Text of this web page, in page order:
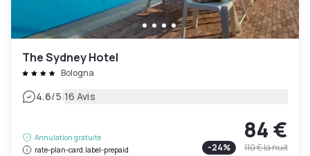
The Sydney Hotel
Bologna
4.6/5|16 Avis
Annulation gratuite
rate-plan-card.label-prepaid
84 €
-24% 110 €la nuit